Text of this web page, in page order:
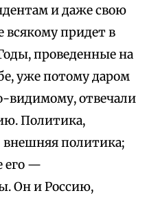
и даже свою
всякому придет в
проведенные на
уже потому даром
видимому, отвечали
Политика,
политика;
его —
Он и Россию,